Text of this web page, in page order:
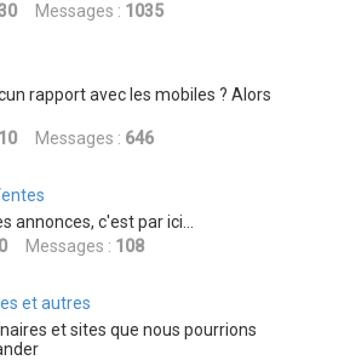
Messages : 1035
rapport avec les mobiles ? Alors
Messages : 646
annonces, c'est par ici...
Messages : 108
et autres
et sites que nous pourrions